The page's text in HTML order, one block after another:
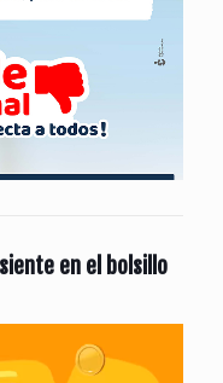
en el bolsillo